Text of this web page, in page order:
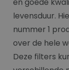
en goede
levensduur.
nummer 1
over de hele
Deze filters